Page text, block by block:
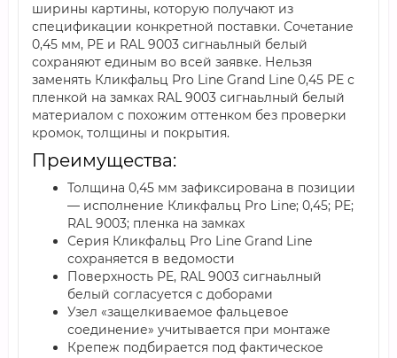
ширины картины, которую получают из
спецификации конкретной поставки. Сочетание
0,45 мм, PE и RAL 9003 сигнаьлный белый
сохраняют единым во всей заявке. Нельзя
заменять Кликфальц Pro Line Grand Line 0,45 PE с
пленкой на замках RAL 9003 сигнаьлный белый
материалом с похожим оттенком без проверки
кромок, толщины и покрытия.
Преимущества:
Толщина 0,45 мм зафиксирована в позиции
— исполнение Кликфальц Pro Line; 0,45; PE;
RAL 9003; пленка на замках
Серия Кликфальц Pro Line Grand Line
сохраняется в ведомости
Поверхность PE, RAL 9003 сигнаьлный
белый согласуется с доборами
Узел «защелкиваемое фальцевое
соединение» учитывается при монтаже
Крепеж подбирается под фактическое